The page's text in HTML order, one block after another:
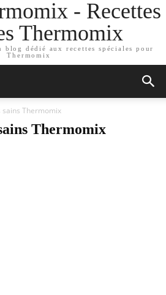
- Recettes
Thermomix
blog dédié aux recettes spéciales pour
Thermomix
sains Thermomix
Thermomix